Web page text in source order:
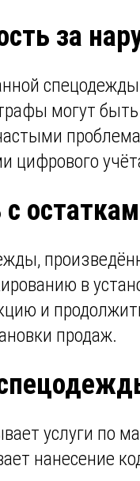
за
могут
цифрового
с
в
и
продаж.
услуги по
нанесение